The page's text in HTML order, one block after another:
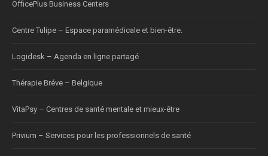
OfficePlus Business Centers
Centre Tulipe – Espace paramédicale et bien-être.
Logidesk – Agenda en ligne partagé
Thérapie Bréve – Belgique
VitaPsy – Centres de santé mentale et mieux-être
Privium – Services pour les professionnels de santé